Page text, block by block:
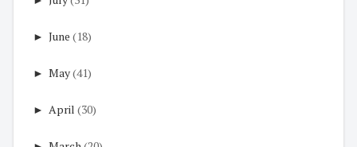
► June (18)
► May(41)
► April (30)